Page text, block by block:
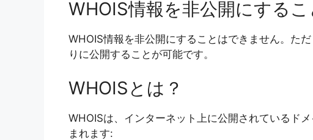
WHOIS情報を非公開にする
WHOIS情報を非公開にすることはできません。た
りに公開することが可能です。
WHOISとは？
WHOISは、インターネット上に公開されているド
まれます: